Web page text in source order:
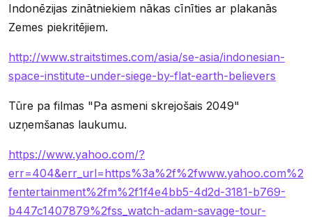
Indonēzijas zinātniekiem nākas cīnīties ar plakanās
Zemes piekritējiem.
http://www.straitstimes.com/asia/se-asia/indonesian-
space-institute-under-siege-by-flat-earth-believers
Tūre pa filmas "Pa asmeni skrejošais 2049"
uzņemšanas laukumu.
https://www.yahoo.com/?
err=404&err_url=https%3a%2f%2fwww.yahoo.com%2
fentertainment%2fm%2f1f4e4bb5-4d2d-3181-b769-
b447c1407879%2fss_watch-adam-savage-tour-